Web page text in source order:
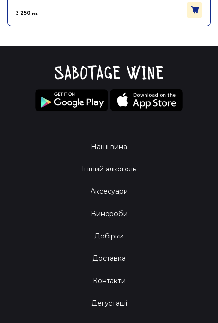
3 250 грн.
Наші вина
Інший алкоголь
Аксесуари
Винороби
Добірки
Доставка
Контакти
Дегустації